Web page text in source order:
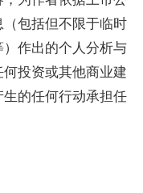
包括但不限于临时
作出的个人分析与
投资或其他商业建
的任何行动承担任